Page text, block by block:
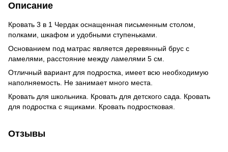
Описание
Кровать 3 в 1 Чердак оснащенная письменным столом,
полками, шкафом и удобными ступеньками.
Основанием под матрас является деревянный брус с
ламелями, расстояние между ламелями 5 см.
Отличный вариант для подростка, имеет всю необходимую
наполняемость. Не занимает много места.
Кровать для школьника. Кровать для детского сада. Кровать
для подростка с ящиками. Кровать подростковая.
Отзывы